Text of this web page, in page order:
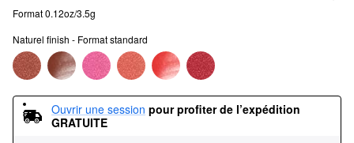
Format 0.12oz/3.5g
Naturel finish - Format standard
Ouvrir une session pour profiter de l’expédition
GRATUITE